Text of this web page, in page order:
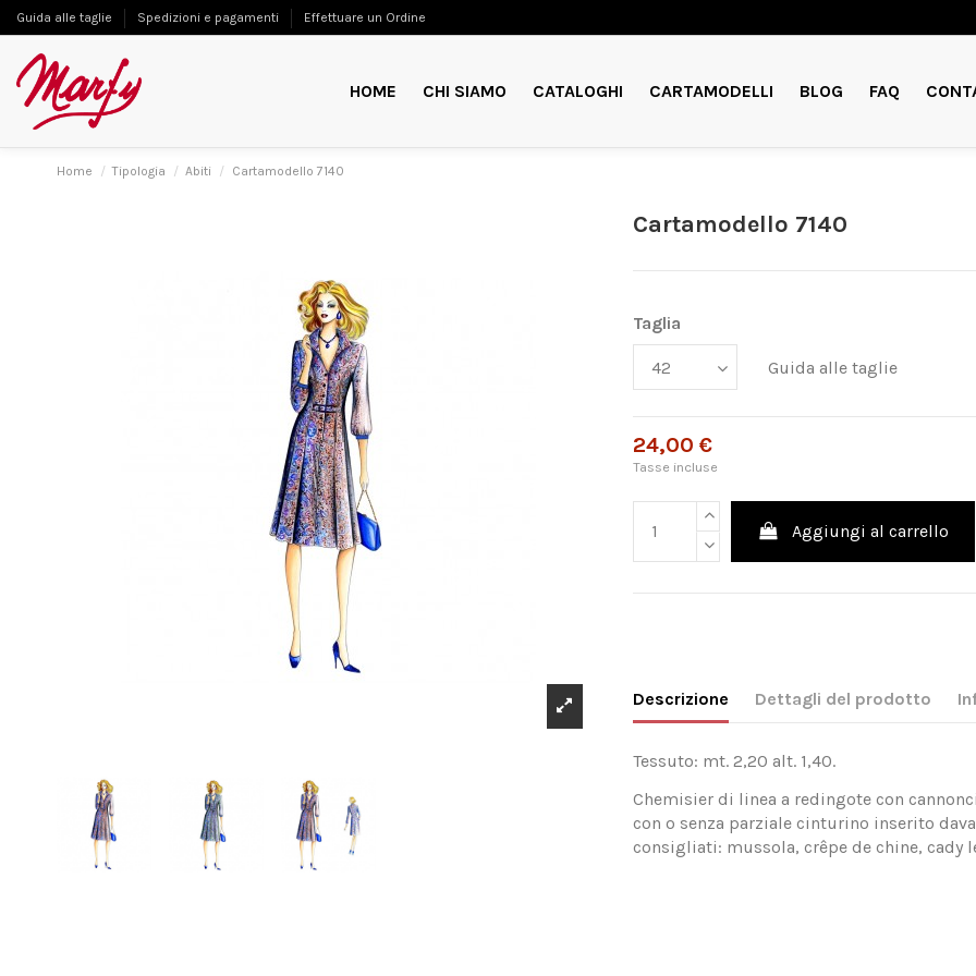
Guida alle taglie Spedizioni e pagamenti Effettuare un Ordine
HOME CHI SIAMO CATALOGHI CARTAMODELLI BLOG FAQ
Home Tipologia Abiti Cartamodello 7140
Cartamodello 7140
Taglia
Guida alle taglie
24,00 €
Tasse incluse
Aggiungi al carrello
Descrizione Dettagli del prodotto
Tessuto: mt. 2,20 alt. 1,40.
Chemisier di linea a redingote con
con o senza parziale cinturino inserito
consigliati: mussola, crêpe de chine, cady